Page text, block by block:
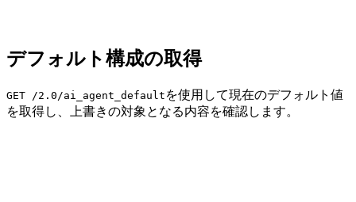
デフォルト構成の取得
GET /2.0/ai_agent_default を使用して現在のデフォルト値
を取得し、上書きの対象となる内容を確認します。